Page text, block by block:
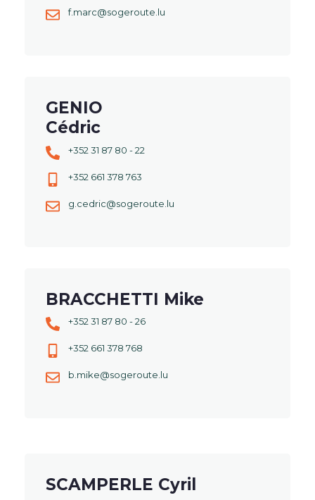
f.marc@sogeroute.lu
GENIO
Cédric
+352 31 87 80 - 22
+352 661 378 763
g.cedric@sogeroute.lu
BRACCHETTI Mike
+352 31 87 80 - 26
+352 661 378 768
b.mike@sogeroute.lu
SCAMPERLE Cyril